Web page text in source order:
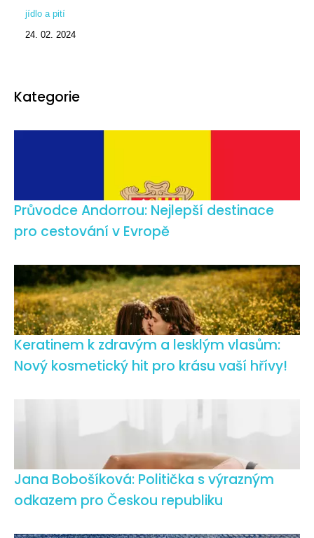
jídlo a pití
24. 02. 2024
Kategorie
Průvodce Andorrou: Nejlepší destinace
pro cestování v Evropě
Keratinem k zdravým a lesklým vlasům:
Nový kosmetický hit pro krásu vaší hřívy!
Jana Bobošíková: Politička s výrazným
odkazem pro Českou republiku